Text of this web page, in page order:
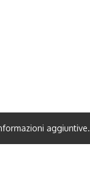
aggiuntive.